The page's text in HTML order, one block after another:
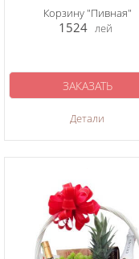
Корзину "Пивная"
1524 лей
Детали
ЗАКАЗАТЬ